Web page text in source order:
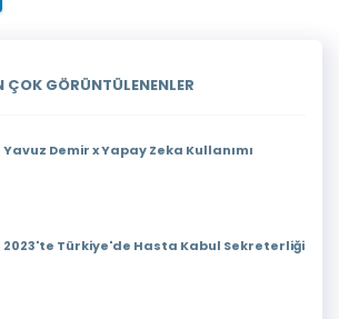
ÇOK GÖRÜNTÜLENENLER
Yavuz Demir x Yapay Zeka Kullanımı
2023'te Türkiye'de Hasta Kabul Sekreterliği